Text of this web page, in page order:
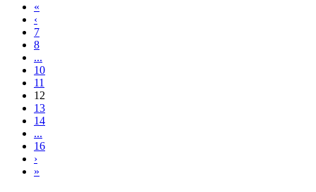
«
‹
7
8
...
10
11
12
13
14
...
16
›
»